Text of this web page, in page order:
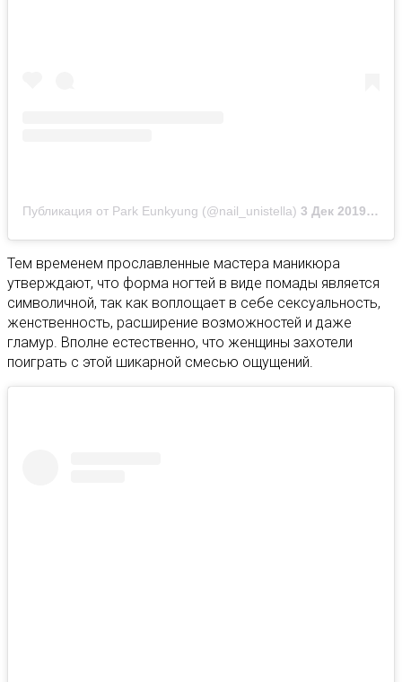
Публикация от Park Eunkyung (@nail_unistella) 3 Дек 2019 в 8:56 PST
Тем временем прославленные мастера маникюра
утверждают, что форма ногтей в виде помады является
символичной, так как воплощает в себе сексуальность,
женственность, расширение возможностей и даже
гламур. Вполне естественно, что женщины захотели
поиграть с этой шикарной смесью ощущений.